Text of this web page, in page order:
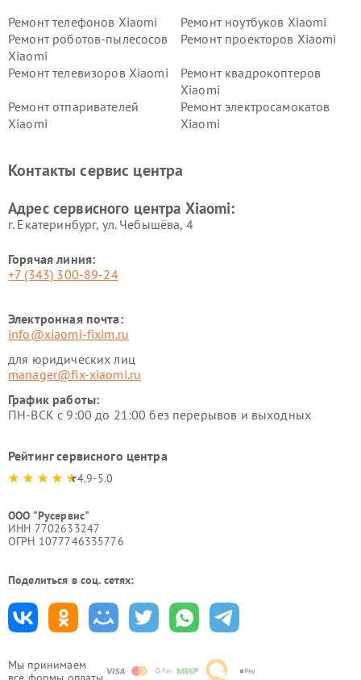
Мы принимаем
Ремонт телефонов Xiaomi
Ремонт ноутбуков Xiaomi
Ремонт роботов-пылесосов
Xiaomi
Ремонт проекторов Xiaomi
Ремонт телевизоров Xiaomi
Ремонт квадрокоптеров
Xiaomi
Ремонт отпаривателей
Xiaomi
Ремонт электросамокатов
Xiaomi
Ремонт стиральных машин
Ремонт смарт-часов Xiaomi
Контакты сервис центра
Адрес сервисного центра Xiaomi:
г. Екатеринбург, ул. Чебышёва, 4
Горячая линия:
+7 (343) 300-89-24
Электронная почта:
info@xiaomi-fixim.ru
для юридических лиц
manager@fix-xiaomi.ru
График работы:
ПН-ВСК с 9:00 до 21:00 без перерывов и выходных
Рейтинг сервисного центра
4.9-5.0
ООО "Русервис"
ИНН 7702633247
ОГРН 1077746335776
Поделиться в соц. сетях: